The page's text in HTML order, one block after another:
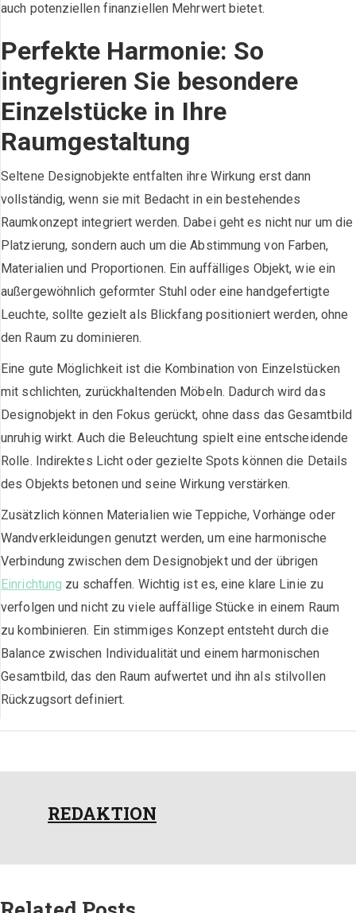
auch potenziellen finanziellen Mehrwert bietet.
Perfekte Harmonie: So
integrieren Sie besondere
Einzelstücke in Ihre
Raumgestaltung
Seltene Designobjekte entfalten ihre Wirkung erst dann
vollständig, wenn sie mit Bedacht in ein bestehendes
Raumkonzept integriert werden. Dabei geht es nicht nur um die
Platzierung, sondern auch um die Abstimmung von Farben,
Materialien und Proportionen. Ein auffälliges Objekt, wie ein
außergewöhnlich geformter Stuhl oder eine handgefertigte
Leuchte, sollte gezielt als Blickfang positioniert werden, ohne
den Raum zu dominieren.
Eine gute Möglichkeit ist die Kombination von Einzelstücken
mit schlichten, zurückhaltenden Möbeln. Dadurch wird das
Designobjekt in den Fokus gerückt, ohne dass das Gesamtbild
unruhig wirkt. Auch die Beleuchtung spielt eine entscheidende
Rolle. Indirektes Licht oder gezielte Spots können die Details
des Objekts betonen und seine Wirkung verstärken.
Zusätzlich können Materialien wie Teppiche, Vorhänge oder
Wandverkleidungen genutzt werden, um eine harmonische
Verbindung zwischen dem Designobjekt und der übrigen
Einrichtung zu schaffen. Wichtig ist es, eine klare Linie zu
verfolgen und nicht zu viele auffällige Stücke in einem Raum
zu kombinieren. Ein stimmiges Konzept entsteht durch die
Balance zwischen Individualität und einem harmonischen
Gesamtbild, das den Raum aufwertet und ihn als stilvollen
Rückzugsort definiert.
REDAKTION